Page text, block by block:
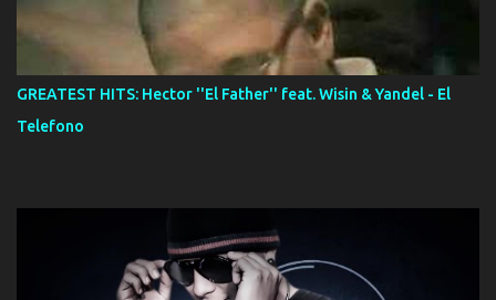
GREATEST HITS: Hector ''El Father'' feat. Wisin & Yandel - El
Telefono